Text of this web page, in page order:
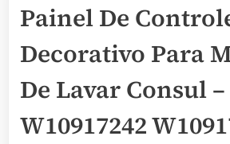
Painel De
Decorativo Para
De Lavar Consul –
W10917242